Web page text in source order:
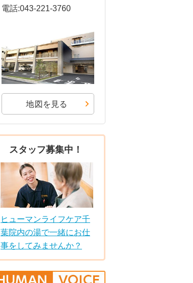
電話:043-221-3760
地図を見る
スタッフ募集中！
ヒューマンライフケア千
葉院内の湯で一緒にお仕
事をしてみませんか？